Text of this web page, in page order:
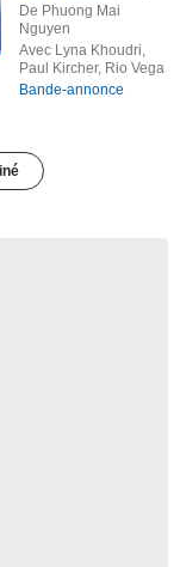
De Phuong Mai
Nguyen
Avec Lyna Khoudri,
Paul Kircher, Rio Vega
Bande-annonce